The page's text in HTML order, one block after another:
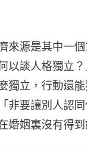
來源是其中一
以談人格獨立？
獨立，行動還能
非要讓別人認
婚姻裏沒有得到